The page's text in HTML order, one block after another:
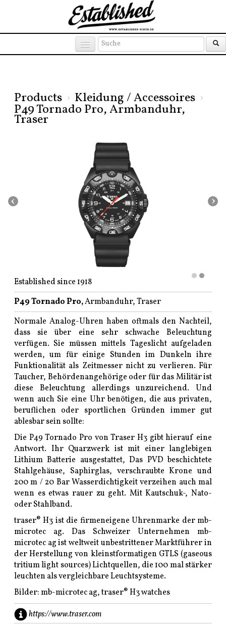
Products › Kleidung / Accessoires ›
P49 Tornado Pro, Armbanduhr,
Traser
‹ ›
Established since 1918
P49 Tornado Pro,Armbanduhr, Traser
Normale Analog-Uhren haben oftmals den Nachteil,
dass sie über eine sehr schwache Beleuchtung
verfügen. Sie müssen mittels Tageslicht aufgeladen
werden, um für einige Stunden im Dunkeln ihre
Funktionalität als Zeitmesser nicht zu verlieren. Für
Taucher, Behördenangehörige oder für das Militär ist
diese Beleuchtung allerdings unzureichend. Und
wenn auch Sie eine Uhr benötigen, die aus privaten,
beruflichen oder sportlichen Gründen immer gut
ablesbar sein sollte:
Die P49 Tornado Pro von Traser H3 gibt hierauf eine
Antwort. Ihr Quarzwerk ist mit einer langlebigen
Lithium Batterie ausgestattet, Das PVD beschichtete
Stahlgehäuse, Saphirglas, verschraubte Krone und
200 m / 20 Bar Wasserdichtigkeit verzeihen auch mal
wenn es etwas rauer zu geht. Mit Kautschuk-, Nato-
oder Stahlband.
traser® H3 ist die firmeneigene Uhrenmarke der mb-
microtec ag. Das Schweizer Unternehmen mb-
microtec ag ist weltweit unbestrittener Marktführer in
der Herstellung von kleinstformatigen GTLS (gaseous
tritium light sources) Lichtquellen, die 100 mal stärker
leuchten als vergleichbare Leuchtsysteme.
Bilder: mb-microtec ag, traser® H3 watches
https://www.traser.com